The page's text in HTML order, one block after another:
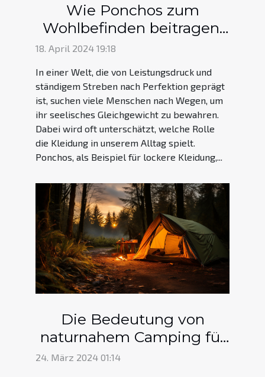
Wie Ponchos zum
Wohlbefinden beitragen:
Die Vorteile von lockerer
psychische Gesundheit
18. April 2024 19:18
In einer Welt, die von Leistungsdruck und
ständigem Streben nach Perfektion geprägt
ist, suchen viele Menschen nach Wegen, um
ihr seelisches Gleichgewicht zu bewahren.
Dabei wird oft unterschätzt, welche Rolle
die Kleidung in unserem Alltag spielt.
Ponchos, als Beispiel für lockere Kleidung,...
Die Bedeutung von
naturnahem Camping für
die psychische
24. März 2024 01:14